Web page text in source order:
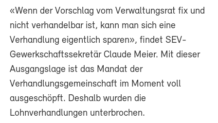
«Wenn der Vorschlag vom Verwaltungsrat fix und
nicht verhandelbar ist, kann man sich eine
Verhandlung eigentlich sparen», findet SEV-
Gewerkschaftssekretär Claude Meier. Mit dieser
Ausgangslage ist das Mandat der
Verhandlungsgemeinschaft im Moment voll
ausgeschöpft. Deshalb wurden die
Lohnverhandlungen unterbrochen.